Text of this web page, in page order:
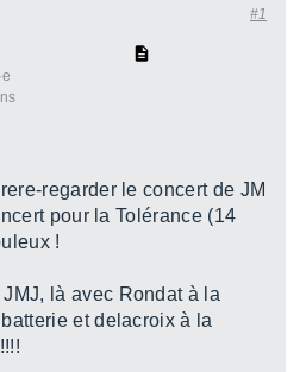
#1
regarder le concert de JM
pour la Tolérance (14
!
là avec Rondat à la
et delacroix à la